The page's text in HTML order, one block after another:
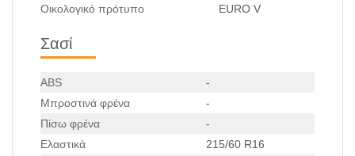
Οικολογικό πρότυπο
EURO V
Σασί
ABS
-
Μπροστινά φρένα
-
Πίσω φρένα
-
Ελαστικά
215/60 R16